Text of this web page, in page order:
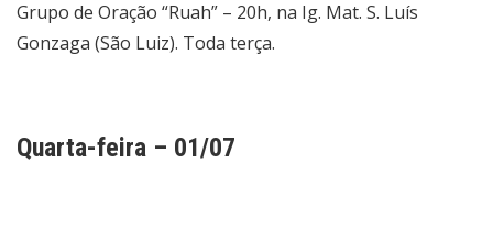
Grupo de Oração “Ruah” – 20h, na Ig. Mat. S. Luís
Gonzaga (São Luiz). Toda terça.
Quarta-feira – 01/07